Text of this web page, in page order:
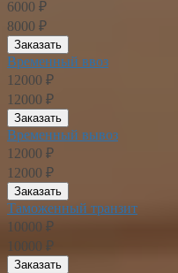
6000 ₽
8000 ₽
Заказать
Временный ввоз
12000 ₽
12000 ₽
Заказать
Временный вывоз
12000 ₽
12000 ₽
Заказать
Таможенный транзит
10000 ₽
10000 ₽
Заказать